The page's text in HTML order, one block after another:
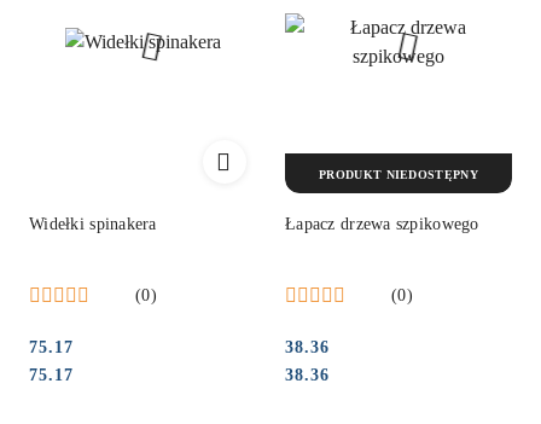
Widełki spinakera
(0)
Cena:
75.17
Cena:
75.17
Łapacz drzewa szpikowego
(0)
Cena:
38.36
Cena:
38.36
PRODUKT NIEDOSTĘPNY